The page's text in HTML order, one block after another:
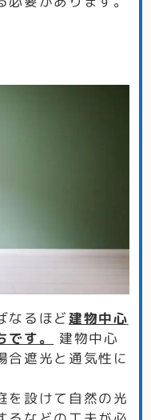
なるほど 建物中心
す。
建物中心
合遮光と通気性に
を設けて自然の光